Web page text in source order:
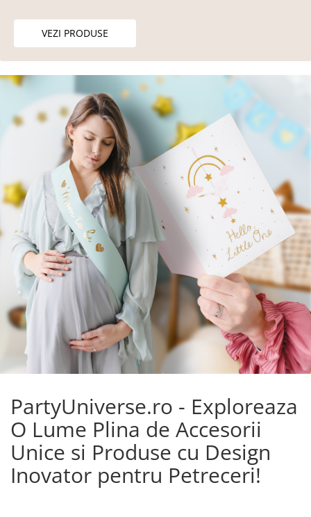
VEZI PRODUSE
PartyUniverse.ro - Exploreaza
O Lume Plina de Accesorii
Unice si Produse cu Design
Inovator pentru Petreceri!